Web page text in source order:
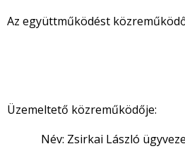
Az együttműködést
Üzemeltető közreműködője:
Név: Zsirkai László